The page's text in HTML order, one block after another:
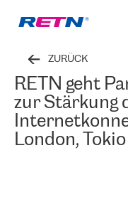
ZURÜCK
RETN geht
zur Stärkung
London, Tokio